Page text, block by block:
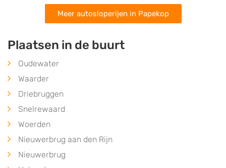
Meer autosloperijen in Papekop
Plaatsen in de buurt
Oudewater
Waarder
Driebruggen
Snelrewaard
Woerden
Nieuwerbrug aan den Rijn
Nieuwerbrug